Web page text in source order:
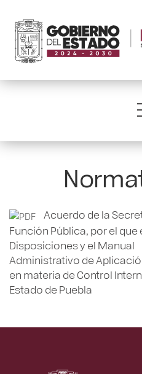
Acuerdo de la
Función Pública, por el que
Disposiciones y el Manual
Administrativo de
en materia de Control
Estado de Puebla